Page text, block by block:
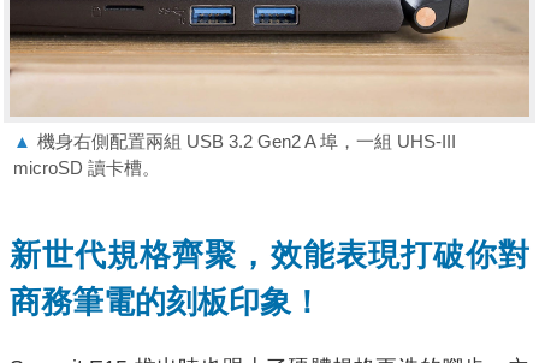
▲ 機身右側配置兩組 USB 3.2 Gen2 A 埠，一組 UHS-III
microSD 讀卡槽。
新世代規格齊聚，效能表現打破你對
商務筆電的刻板印象！